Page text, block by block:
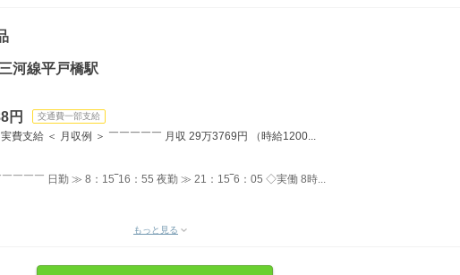
河線平戸橋駅
円 交通費一部支給
費支給 ＜ 月収例 ＞ ￣￣￣￣￣ 月収 29万3769円 （時給1200...
￣￣￣￣ 日勤 ≫ 8：15‾16：55 夜勤 ≫ 21：15‾6：05 ◇実働 8時...
もっと見る